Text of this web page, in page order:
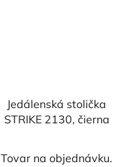
Jedálenská stolička
STRIKE 2130, čierna
Tovar na objednávku.